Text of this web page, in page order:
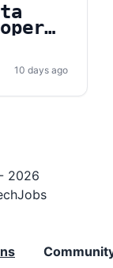
10 days ago
2026